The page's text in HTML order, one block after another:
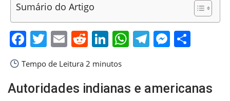
Sumário do Artigo
Facebook
Twitter
EmailReddit
LinkedIn
WhatsApp
Telegram
Tempo de Leitura 2 minutos
Autoridades indianas e americanas